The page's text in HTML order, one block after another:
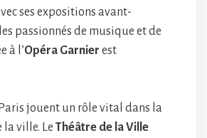
ses expositions avant-
passionnés de musique et de
à l’Opéra Garnier est
jouent un rôle vital dans la
ville. Le Théâtre de la Ville